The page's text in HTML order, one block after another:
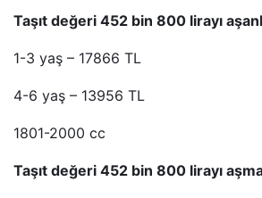
Taşıt değeri 452 bin 800 lirayı
1-3 yaş – 17866 TL
4-6 yaş – 13956 TL
1801-2000 cc
Taşıt değeri 452 bin 800 lirayı